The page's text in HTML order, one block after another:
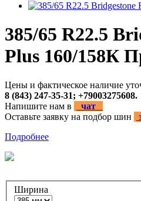
385/65 R22.5
Plus 160/158К
Цены и фактическое наличие
8 (843) 247-35-31; +79003275608.
Напишите нам в
чат
Оставьте заявку на подбор шин
Подробнее
Ширина